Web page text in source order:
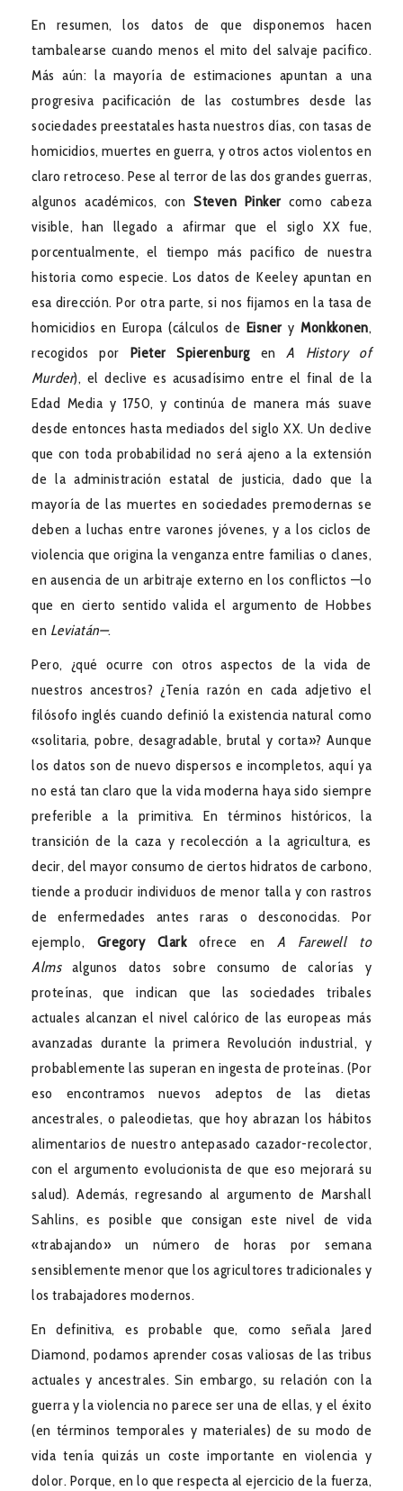
En resumen, los datos de que disponemos hacen
tambalearse cuando menos el mito del salvaje pacífico.
Más aún: la mayoría de estimaciones apuntan a una
progresiva pacificación de las costumbres desde las
sociedades preestatales hasta nuestros días, con tasas de
homicidios, muertes en guerra, y otros actos violentos en
claro retroceso. Pese al terror de las dos grandes guerras,
algunos académicos, conSteven Pinker como cabeza
visible, han llegado a afirmar que el siglo XX fue,
porcentualmente, el tiempo más pacífico de nuestra
historia como especie. Los datos de Keeley apuntan en
esa dirección. Por otra parte, si nos fijamos en la tasa de
homicidios en Europa (cálculos de Eisner yMonkkonen,
recogidos por Pieter SpierenburgenA History of
Murder), el declive es acusadísimo entre el final de la
Edad Media y 1750, y continúa de manera más suave
desde entonces hasta mediados del siglo XX. Un declive
que con toda probabilidad no será ajeno a la extensión
de la administración estatal de justicia, dado que la
mayoría de las muertes en sociedades premodernas se
deben a luchas entre varones jóvenes, y a los ciclos de
violencia que origina la venganza entre familias o clanes,
en ausencia de un arbitraje externo en los conflictos —lo
que en cierto sentido valida el argumento de Hobbes
en Leviatán—.
Pero, ¿qué ocurre con otros aspectos de la vida de
nuestros ancestros? ¿Tenía razón en cada adjetivo el
filósofo inglés cuando definió la existencia natural como
«solitaria, pobre, desagradable, brutal y corta»? Aunque
los datos son de nuevo dispersos e incompletos, aquí ya
no está tan claro que la vida moderna haya sido siempre
preferible a la primitiva. En términos históricos, la
transición de la caza y recolección a la agricultura, es
decir, del mayor consumo de ciertos hidratos de carbono,
tiende a producir individuos de menor talla y con rastros
de enfermedades antes raras o desconocidas. Por
ejemplo, Gregory Clarkofrece enA Farewell to
Almsalgunos datos sobre consumo de calorías y
proteínas, que indican que las sociedades tribales
actuales alcanzan el nivel calórico de las europeas más
avanzadas durante la primera Revolución industrial, y
probablemente las superan en ingesta de proteínas. (Por
eso encontramos nuevos adeptos de las dietas
ancestrales, o paleodietas, que hoy abrazan los hábitos
alimentarios de nuestro antepasado cazador-recolector,
con el argumento evolucionista de que eso mejorará su
salud). Además, regresando al argumento de Marshall
Sahlins, es posible que consigan este nivel de vida
«trabajando» un número de horas por semana
sensiblemente menor que los agricultores tradicionales y
los trabajadores modernos.
En definitiva, es probable que, como señala Jared
Diamond, podamos aprender cosas valiosas de las tribus
actuales y ancestrales. Sin embargo, su relación con la
guerra y la violencia no parece ser una de ellas, y el éxito
(en términos temporales y materiales) de su modo de
vida tenía quizás un coste importante en violencia y
dolor. Porque, en lo que respecta al ejercicio de la fuerza,